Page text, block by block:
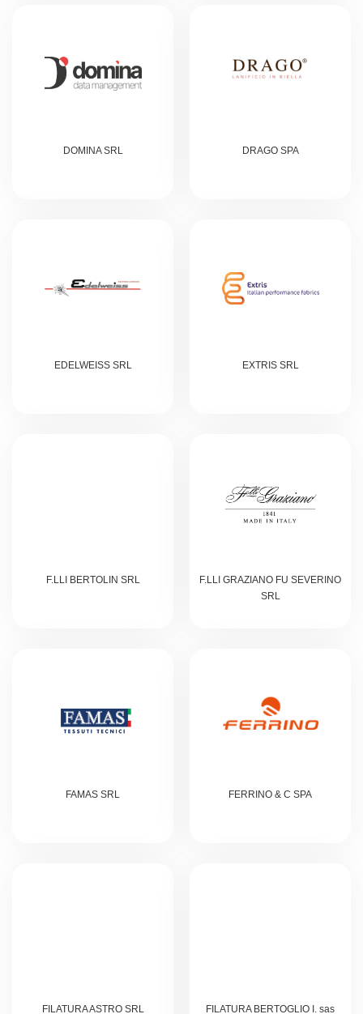
DOMINA SRL DRAGO SPA
EDELWEISS SRL EXTRIS SRL
F.LLI BERTOLIN SRL
F.LLI GRAZIANO FU SEVERINO
SRL
FAMAS SRL FERRINO & C SPA
FILATURA ASTRO SRL FILATURA BERTOGLIO I. sas